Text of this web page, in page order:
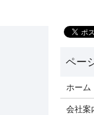
ホーム
会社案